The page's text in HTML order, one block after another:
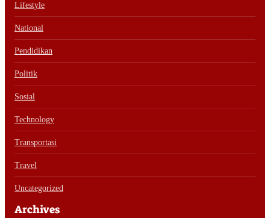
Lifestyle
National
Pendidikan
Politik
Sosial
Technology
Transportasi
Travel
Uncategorized
Archives